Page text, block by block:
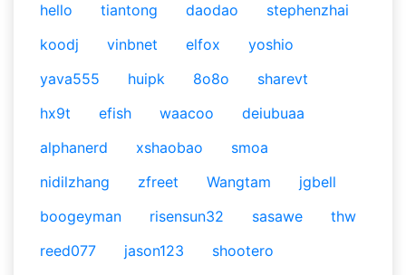
hello
tiantong daodao
stephenzhai
koodj
vinbnet elfox
yoshio
yava555
huipk 8o8o
sharevt
hx9t
efish waacoo
deiubuaa
alphanerd
xshaobao
smoa
nidilzhang
zfreet Wangtam
jgbell
boogeyman
risensun32 sasawe
thw
reed077
jason123
shootero